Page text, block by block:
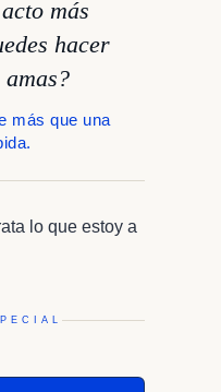
más
hacer
más que una
lo que estoy a